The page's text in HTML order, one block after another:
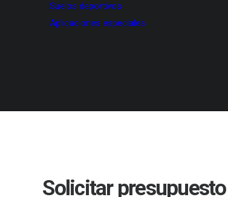
Suelos deportivos
Aplicaciones especiales
Solicitar presupuesto